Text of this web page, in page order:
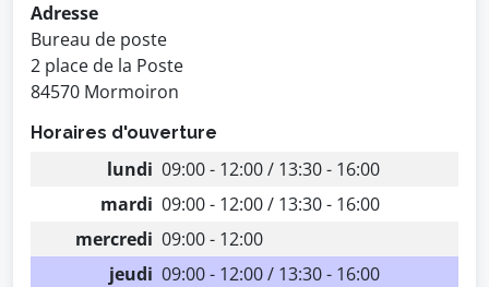
Adresse
Bureau de poste
2 place de la Poste
84570 Mormoiron
Horaires d'ouverture
lundi 09:00 - 12:00 / 13:30 - 16:00
mardi 09:00 - 12:00 / 13:30 - 16:00
mercredi 09:00 - 12:00
jeudi 09:00 - 12:00 / 13:30 - 16:00